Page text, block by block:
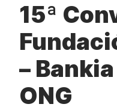
15ª
–
ONG